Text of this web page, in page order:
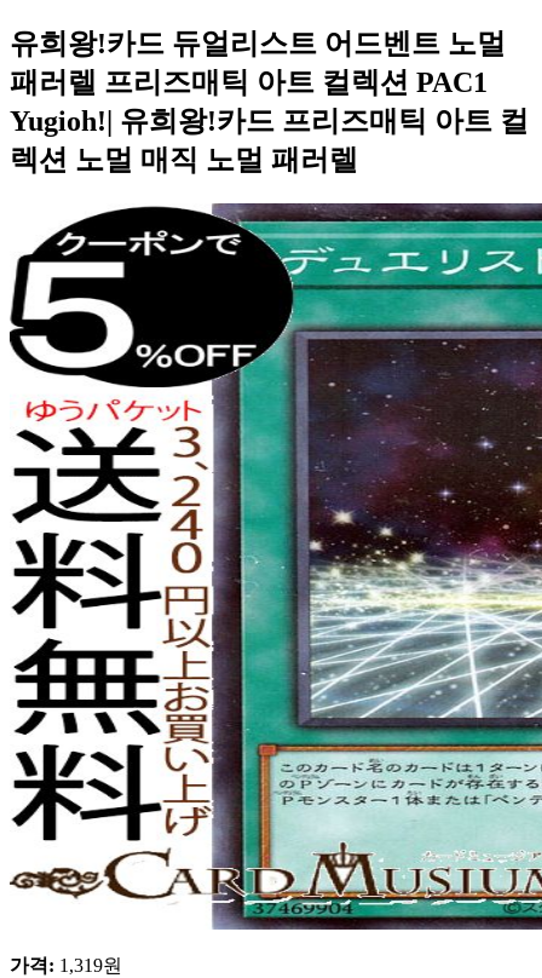
유희왕!카드 듀얼리스트 어드벤트 노멀
패러렐 프리즈매틱 아트 컬렉션 PAC1
Yugioh!| 유희왕!카드 프리즈매틱 아트 컬
렉션 노멀 매직 노멀 패러렐
가격: 1,319원